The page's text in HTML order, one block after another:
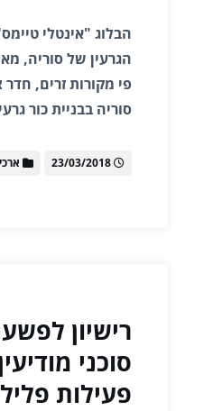
הבלוג "אינטלי
פי מקורות זרים,
סוריה בבניית כור
23/03/2018
רישיון
פעילות